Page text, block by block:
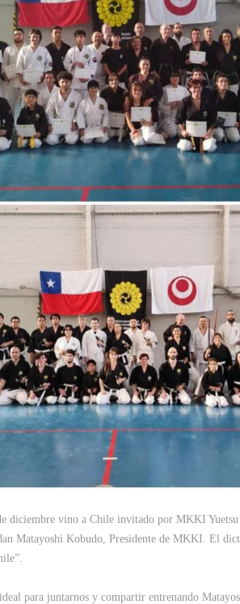
diciembre vino a Chile invitado por MKKI
Matayoshi Kobudo, Presidente de MKKI. El
para juntarnos y compartir entrenando